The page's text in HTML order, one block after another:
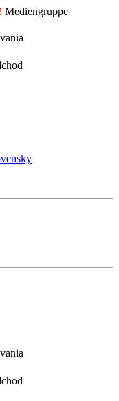
Mediengruppe